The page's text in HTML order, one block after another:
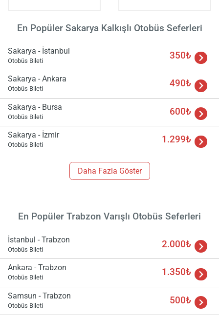
En Popüler Sakarya Kalkışlı Otobüs Seferleri
Sakarya - İstanbul
Otobüs Bileti 350₺
Sakarya - Ankara
Otobüs Bileti 490₺
Sakarya - Bursa
Otobüs Bileti 600₺
Sakarya - İzmir
Otobüs Bileti 1.299₺
Daha Fazla Göster
En Popüler Trabzon Varışlı Otobüs Seferleri
İstanbul - Trabzon
Otobüs Bileti 2.000₺
Ankara - Trabzon
Otobüs Bileti 1.350₺
Samsun - Trabzon
Otobüs Bileti 500₺